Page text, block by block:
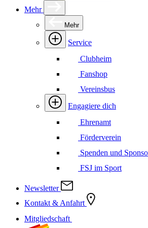
Mehr
Mehr
Service
Clubheim
Fanshop
Vereinsbus
Engagiere dich
Ehrenamt
Förderverein
Spenden und
FSJ im Sport
Newsletter
Kontakt & Anfahrt
Mitgliedschaft